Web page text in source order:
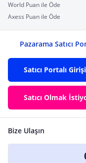
World Puan ile Öde
Axess Puan ile Öde
Pazarama Satıcı
Satıcı Portalı Girişi
Satıcı Olmak
Bize Ulaşın